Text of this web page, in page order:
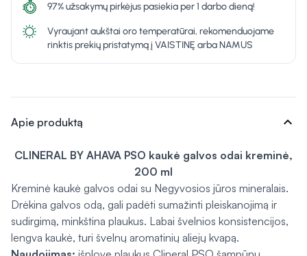
97% užsakymų pirkėjus pasiekia per 1 darbo dieną!
Vyraujant aukštai oro temperatūrai, rekomenduojame
rinktis prekių pristatymą į VAISTINĘ arba NAMUS
Apie produktą expand_more
CLINERAL BY AHAVA PSO kaukė galvos odai kreminė,
200 ml
Kreminė kaukė galvos odai su Negyvosios jūros mineralais.
Drėkina galvos odą, gali padėti sumažinti pleiskanojimą ir
sudirgimą, minkština plaukus. Labai švelnios konsistencijos,
lengva kaukė, turi švelnų aromatinių aliejų kvapą.